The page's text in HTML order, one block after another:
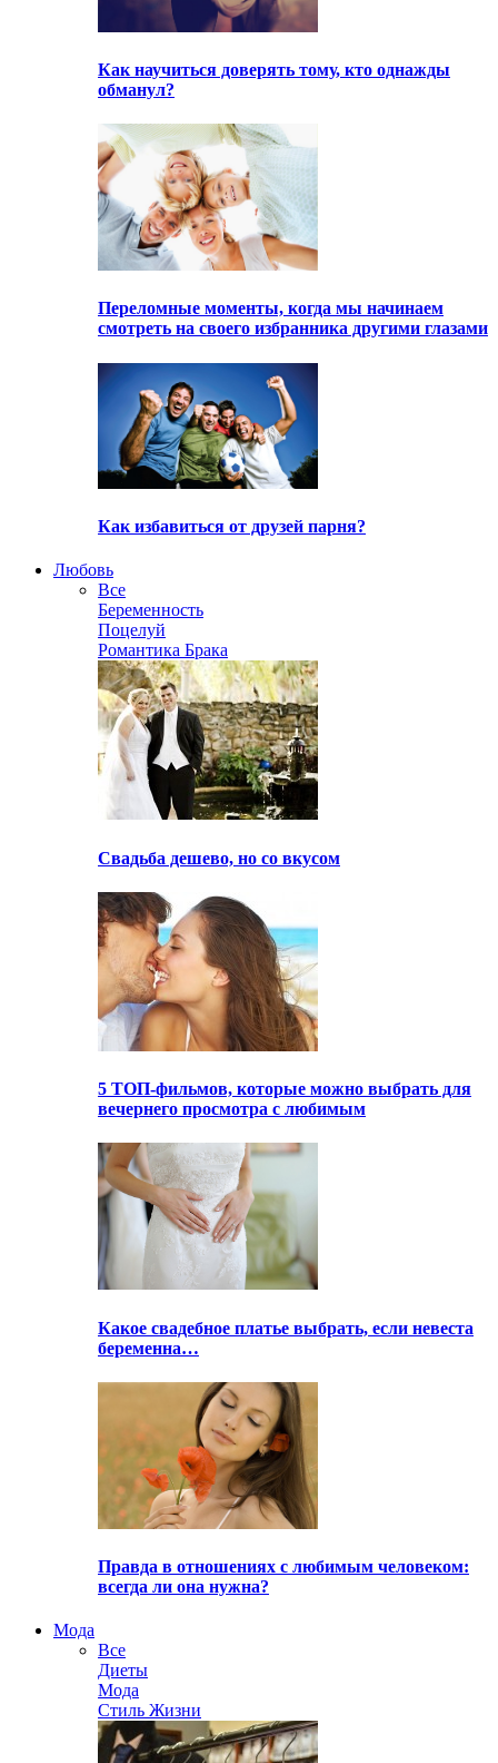
Как научиться доверять тому, кто однажды
обманул?
Переломные моменты, когда мы начинаем
смотреть на своего избранника другими глазами
Как избавиться от друзей парня?
Любовь
Все
Беременность
Поцелуй
Романтика Брака
Свадьба дешево, но со вкусом
5 ТОП-фильмов, которые можно выбрать для
вечернего просмотра с любимым
Какое свадебное платье выбрать, если невеста
беременна…
Правда в отношениях с любимым человеком:
всегда ли она нужна?
Мода
Все
Диеты
Мода
Стиль Жизни